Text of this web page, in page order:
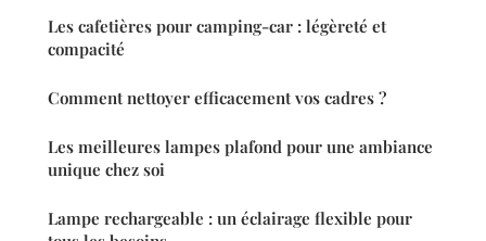
Les cafetières pour camping-car : légèreté et
compacité
Comment nettoyer efficacement vos cadres ?
Les meilleures lampes plafond pour une ambiance
unique chez soi
Lampe rechargeable : un éclairage flexible pour